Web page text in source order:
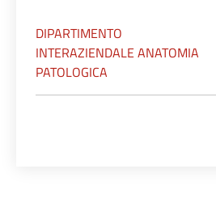
DIPARTIMENTO
INTERAZIENDALE ANATOMIA
PATOLOGICA